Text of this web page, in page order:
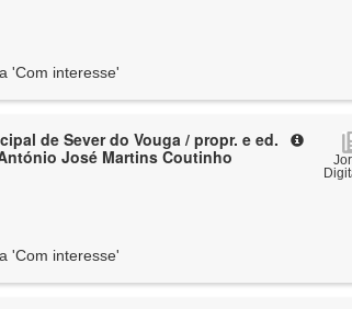
'Com interesse'
de Sever do Vouga / propr. e ed.
José Martins Coutinho
'Com interesse'